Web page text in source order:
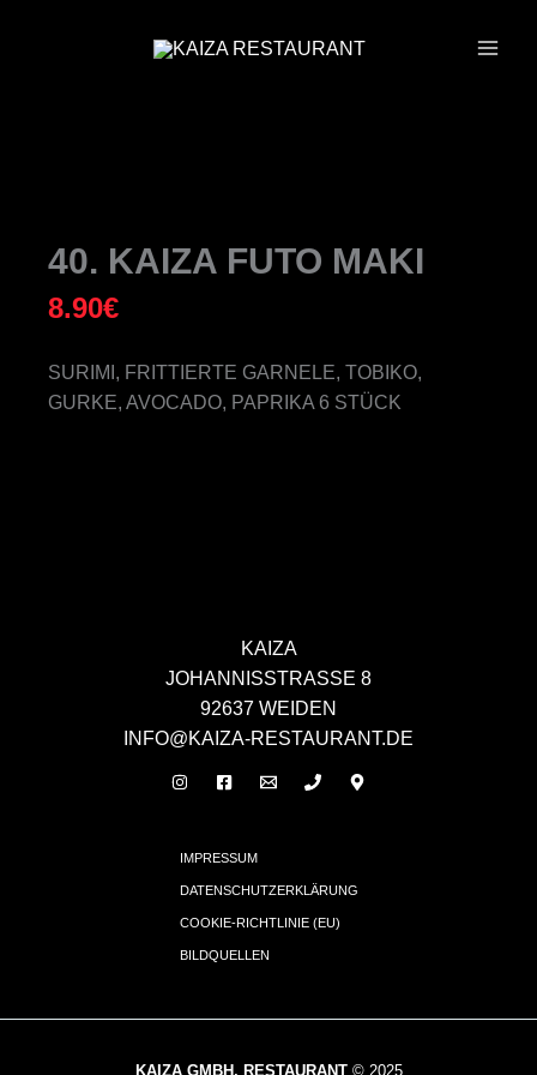
40. KAIZA FUTO MAKI
8.90€
SURIMI, FRITTIERTE GARNELE, TOBIKO,
GURKE, AVOCADO, PAPRIKA 6 STÜCK
KAIZA
JOHANNISSTRASSE 8
92637 WEIDEN
INFO@KAIZA-RESTAURANT.DE
IMPRESSUM
DATENSCHUTZERKLÄRUNG
COOKIE-RICHTLINIE (EU)
BILDQUELLEN
KAIZA GMBH, RESTAURANT© 2025